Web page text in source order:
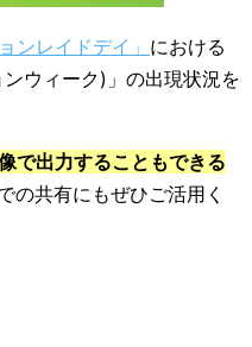
ンレイドデイ」 における
ウィーク)」の出現状況を
で出力することもできる
の共有にもぜひご活用く